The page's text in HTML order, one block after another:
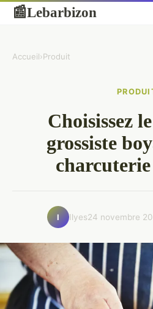
📰Lebarbizon
Accueil›Produit
Choisissez
grossiste
I Ilyes24 novembre